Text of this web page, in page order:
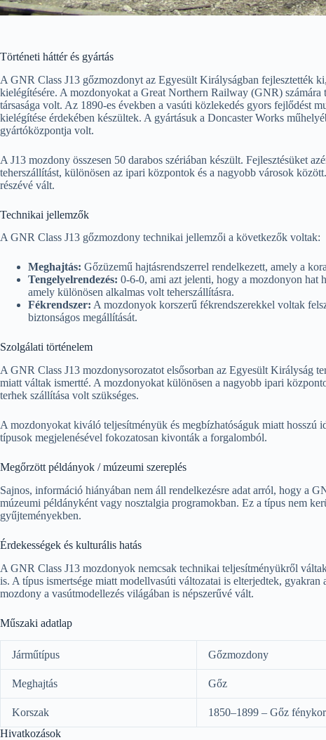
Történeti háttér és gyártás
A GNR Class J13 gőzmozdonyt az Egyesült Királyságban fejlesztették
kielégítésére. A mozdonyokat a Great Northern Railway (GNR)
társasága volt. Az 1890-es években a vasúti közlekedés gyors fejlődést
kielégítése érdekében készültek. A gyártásuk a Doncaster Works
gyártóközpontja volt.
A J13 mozdony összesen 50 darabos szériában készült. Fejlesztésüket
teherszállítást, különösen az ipari központok és a nagyobb városok
részévé vált.
Technikai jellemzők
A GNR Class J13 gőzmozdony technikai jellemzői a következők voltak:
Meghajtás: Gőzüzemű hajtásrendszerrel rendelkezett, amely a
Tengelyelrendezés: 0-6-0, ami azt jelenti, hogy a mozdonyon hat
amely különösen alkalmas volt teherszállításra.
Fékrendszer: A mozdonyok korszerű fékrendszerekkel voltak
biztonságos megállítását.
Szolgálati történelem
A GNR Class J13 mozdonysorozatot elsősorban az Egyesült Királyság
miatt váltak ismertté. A mozdonyokat különösen a nagyobb ipari
terhek szállítása volt szükséges.
A mozdonyokat kiváló teljesítményük és megbízhatóságuk miatt hosszú
típusok megjelenésével fokozatosan kivonták a forgalomból.
Megőrzött példányok / múzeumi szereplés
Sajnos, információ hiányában nem áll rendelkezésre adat arról, hogy a
múzeumi példányként vagy nosztalgia programokban. Ez a típus nem
gyűjteményekben.
Érdekességek és kulturális hatás
A GNR Class J13 mozdonyok nemcsak technikai teljesítményükről
is. A típus ismertsége miatt modellvasúti változatai is elterjedtek,
mozdony a vasútmodellezés világában is népszerűvé vált.
Műszaki adatlap
Járműtípus Gőzmozdony
Meghajtás Gőz
Korszak
1850–1899 – Gőz
Hivatkozások